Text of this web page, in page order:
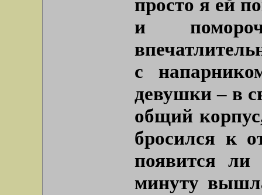
просто я ей
и
с
девушки – в
общий
бросился к
появится
минуту